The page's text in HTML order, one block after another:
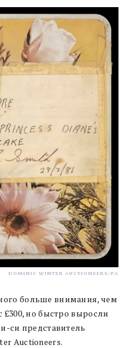
DOMINIC WINTER AUCTIONEERS/PA
больше внимания, чем
£300, но быстро выросли
си представитель
Auctioneers.